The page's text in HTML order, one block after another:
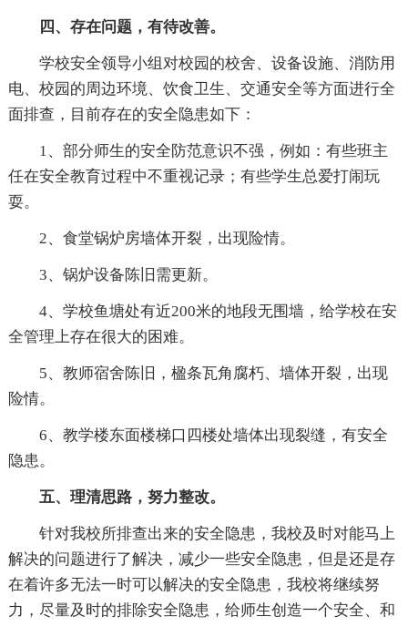
四、存在问题，有待改善。
学校安全领导小组对校园的校舍、设备设施、消防用
电、校园的周边环境、饮食卫生、交通安全等方面进行全
面排查，目前存在的安全隐患如下：
1、部分师生的安全防范意识不强，例如：有些班主
任在安全教育过程中不重视记录；有些学生总爱打闹玩
耍。
2、食堂锅炉房墙体开裂，出现险情。
3、锅炉设备陈旧需更新。
4、学校鱼塘处有近200米的地段无围墙，给学校在安
全管理上存在很大的困难。
5、教师宿舍陈旧，楹条瓦角腐朽、墙体开裂，出现
险情。
6、教学楼东面楼梯口四楼处墙体出现裂缝，有安全
隐患。
五、理清思路，努力整改。
针对我校所排查出来的安全隐患，我校及时对能马上
解决的问题进行了解决，减少一些安全隐患，但是还是存
在着许多无法一时可以解决的安全隐患，我校将继续努
力，尽量及时的排除安全隐患，给师生创造一个安全、和